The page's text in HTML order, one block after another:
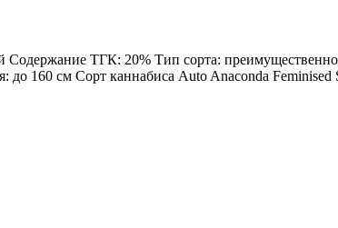
ТГК: 20% Тип сорта:
160 см Сорт каннабиса Auto Anaconda